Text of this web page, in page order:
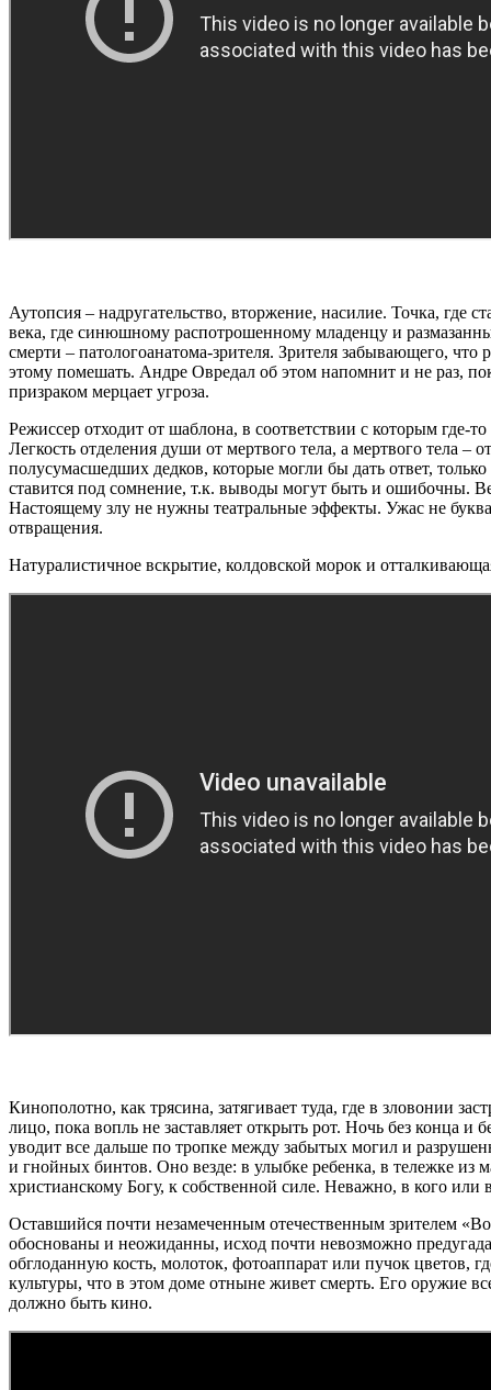
Аутопсия – надругательство, вторжение, насилие. Точка, где
века, где синюшному распотрошенному младенцу и
смерти – патологоанатома-зрителя. Зрителя забывающего,
этому помешать. Андре Овредал об этом напомнит и не раз,
призраком мерцает угроза.
Режиссер отходит от шаблона, в соответствии с которым где-
Легкость отделения души от мертвого тела, а мертвого тела
полусумасшедших дедков, которые могли бы дать ответ,
ставится под сомнение, т.к. выводы могут быть и ошибочны.
Настоящему злу не нужны театральные эффекты. Ужас не
отвращения.
Натуралистичное вскрытие, колдовской морок и
Кинополотно, как трясина, затягивает туда, где в зловонии
лицо, пока вопль не заставляет открыть рот. Ночь без конца
уводит все дальше по тропке между забытых могил и
и гнойных бинтов. Оно везде: в улыбке ребенка, в тележке из
христианскому Богу, к собственной силе. Неважно, в кого
Оставшийся почти незамеченным отечественным зрителем
обоснованы и неожиданны, исход почти невозможно
обглоданную кость, молоток, фотоаппарат или пучок цветов,
культуры, что в этом доме отныне живет смерть. Его оружие
должно быть кино.